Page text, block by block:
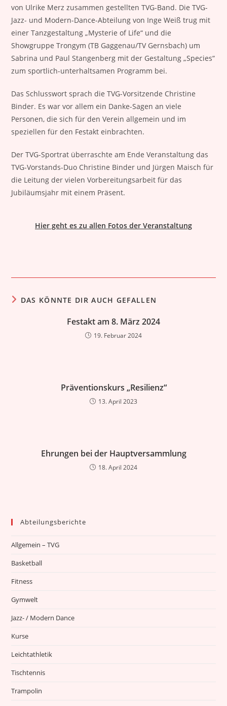
von Ulrike Merz zusammen gestellten TVG-Band. Die TVG-
Jazz- und Modern-Dance-Abteilung von Inge Weiß trug mit
einer Tanzgestaltung „Mysterie of Life“ und die
Showgruppe Trongym (TB Gaggenau/TV Gernsbach) um
Sabrina und Paul Stangenberg mit der Gestaltung „Species“
zum sportlich-unterhaltsamen Programm bei.
Das Schlusswort sprach die TVG-Vorsitzende Christine
Binder. Es war vor allem ein Danke-Sagen an viele
Personen, die sich für den Verein allgemein und im
speziellen für den Festakt einbrachten.
Der TVG-Sportrat überraschte am Ende Veranstaltung das
TVG-Vorstands-Duo Christine Binder und Jürgen Maisch für
die Leitung der vielen Vorbereitungsarbeit für das
Jubiläumsjahr mit einem Präsent.
Hier geht es zu allen Fotos der Veranstaltung
DAS KÖNNTE DIR AUCH GEFALLEN
Festakt am 8. März 2024
19. Februar 2024
Präventionskurs „Resilienz“
13. April 2023
Ehrungen bei der Hauptversammlung
18. April 2024
Abteilungsberichte
Allgemein – TVG
Basketball
Fitness
Gymwelt
Jazz- / Modern Dance
Kurse
Leichtathletik
Tischtennis
Trampolin